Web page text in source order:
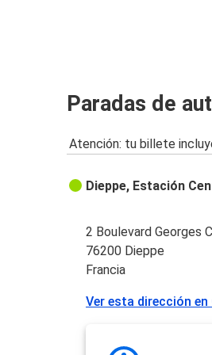
Paradas de
Atención: tu billete
Dieppe, Estación
2 Boulevard Georges
76200 Dieppe
Francia
Ver esta dirección en